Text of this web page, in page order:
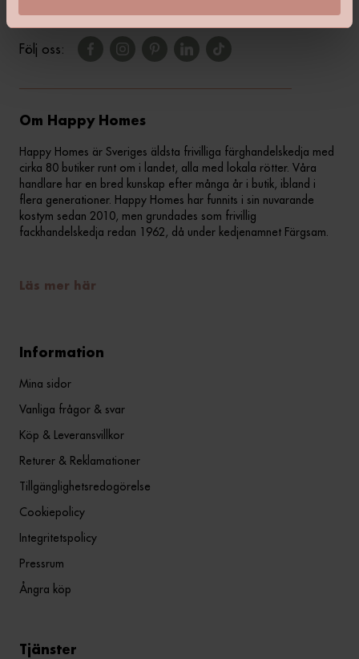
Följ oss:
Om Happy Homes
Happy Homes är Sveriges äldsta frivilliga färghandelskedja med
cirka 80 butiker runt om i landet, alla med lokala rötter. Våra
handlare har en bred kunskap efter många år i butik, ibland i
flera generationer. Happy Homes har funnits i sin nuvarande
kostym sedan 2010, men grundades som frivillig
fackhandelskedja redan 1962, då under kedjenamnet Färgsam.
Läs mer här
Information
Mina sidor
Vanliga frågor & svar
Köp & Leveransvillkor
Returer & Reklamationer
Tillgänglighetsredogörelse
Cookiepolicy
Integritetspolicy
Pressrum
Ångra köp
Tjänster